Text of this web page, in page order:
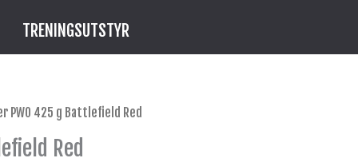
TRENINGSUTSTYR
PWO 425 g Battlefield Red
Red